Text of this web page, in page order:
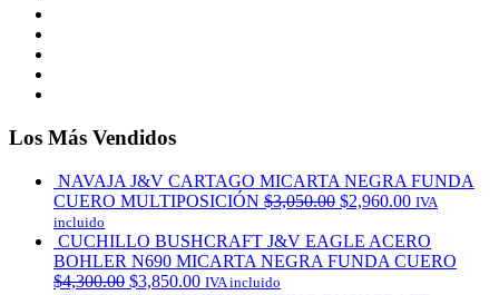
Los Más Vendidos
NAVAJA J&V CARTAGO MICARTA NEGRA FUNDA
CUERO MULTIPOSICIÓN $3,050.00 $2,960.00 IVA
incluido
CUCHILLO BUSHCRAFT J&V EAGLE ACERO
BOHLER N690 MICARTA NEGRA FUNDA CUERO
$4,300.00 $3,850.00 IVA incluido